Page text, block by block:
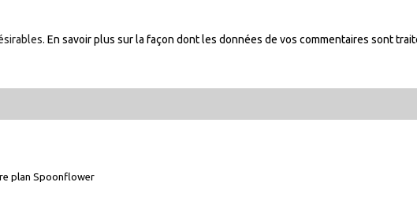
En savoir plus sur la façon dont les données de vos commentaires sont
plan Spoonflower